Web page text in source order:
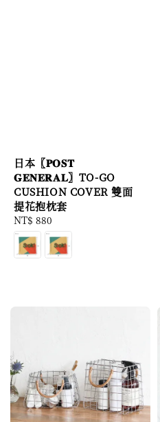
日本〖𝐏𝐎𝐒𝐓
𝐆𝐄𝐍𝐄𝐑𝐀𝐋〗TO-GO
CUSHION COVER 雙面
提花抱枕套
Regular
price
NT$ 880